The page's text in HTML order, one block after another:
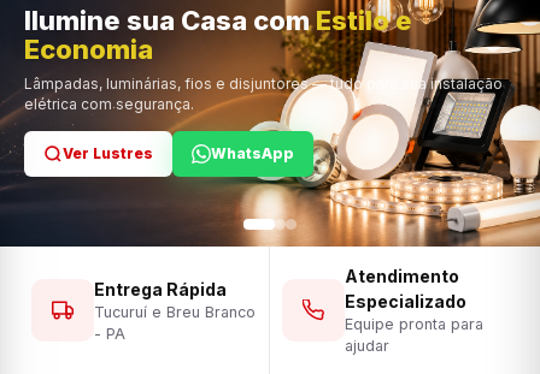
Ilumine sua Casa comEstilo e
Economia
Lâmpadas, luminárias, fios e disjuntores — tudo para sua instalação
elétrica com segurança.
Ver Lustres WhatsApp
Cada
Trabalho
Ver Ferramentas WhatsApp
Cor e Qualidade
Ver Tintas WhatsApp
Entrega Rápida
Tucuruí e Breu Branco
- PA
Atendimento
Especializado
Equipe pronta para
ajudar